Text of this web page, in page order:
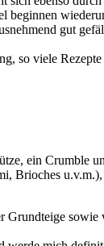
beginnen
gut
so viele
ein Crumble
Brioches